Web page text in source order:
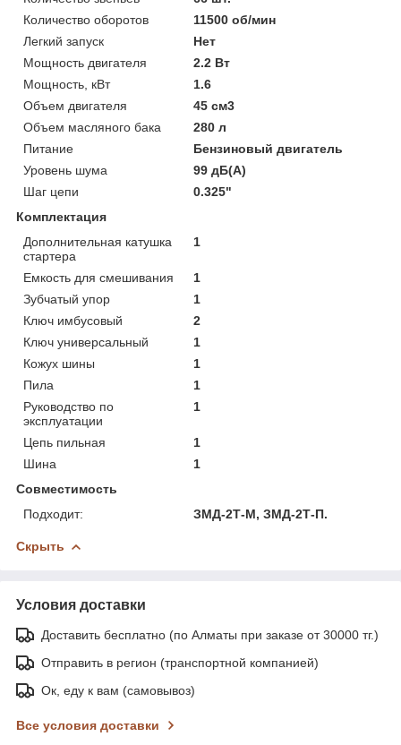
Количество оборотов
11500 об/мин
Легкий запуск
Нет
Мощность двигателя
2.2 Вт
Мощность, кВт
1.6
Объем двигателя
45 см3
Объем масляного бака
280 л
Питание
Бензиновый двигатель
Уровень шума
99 дБ(А)
Шаг цепи
0.325"
Комплектация
Дополнительная катушка
стартера
1
Емкость для смешивания
1
Зубчатый упор
1
Ключ имбусовый
2
Ключ универсальный
1
Кожух шины
1
Пила
1
Руководство по
эксплуатации
1
Цепь пильная
1
Шина
1
Совместимость
Подходит:
ЗМД-2Т-М, ЗМД-2Т-П.
Скрыть
Условия доставки
Доставить бесплатно (по Алматы при заказе от 30000 тг.)
Отправить в регион (транспортной компанией)
Ок, еду к вам (самовывоз)
Все условия доставки